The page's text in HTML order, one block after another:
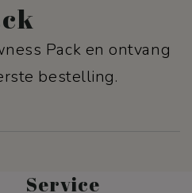
Pack en ontvang
bestelling.
Service